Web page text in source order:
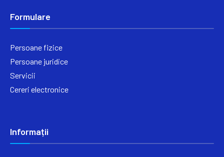
Formulare
Persoane fizice
Persoane juridice
Servicii
Cereri electronice
Informații